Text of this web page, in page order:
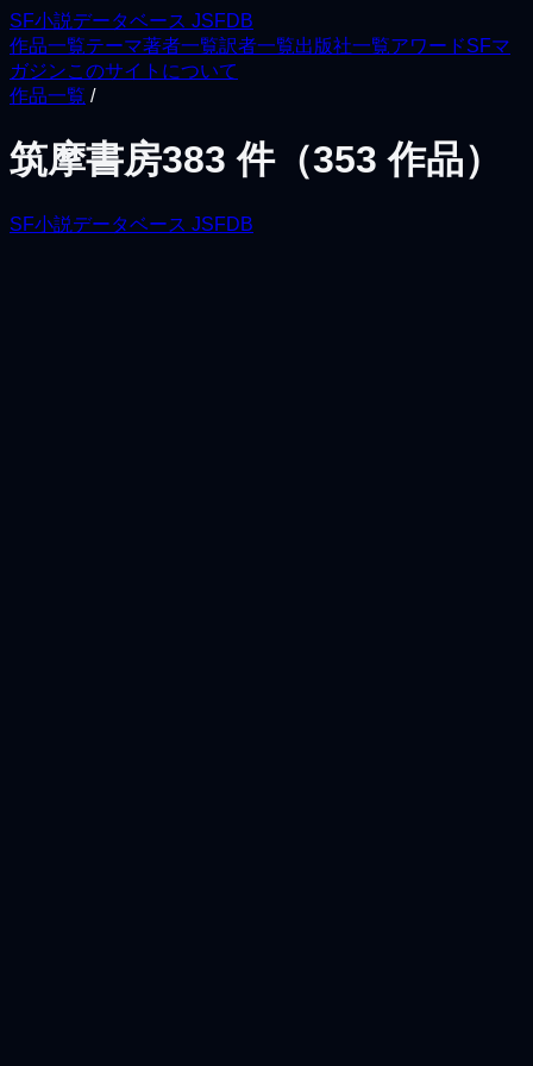
SF小説データベース JSFDB
作品一覧テーマ著者一覧訳者一覧出版社一覧アワードSFマ
ガジンこのサイトについて
作品一覧 /
筑摩書房383 件（353 作品）
SF小説データベース JSFDB